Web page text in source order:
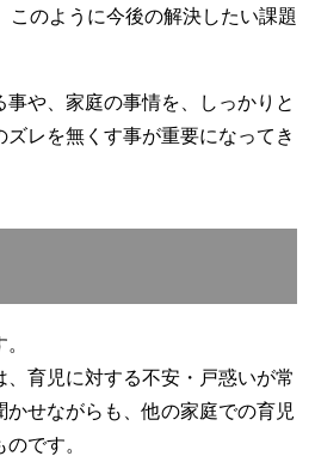
このように今後の解決したい課題
や、家庭の事情を、しっかりと
レを無くす事が重要になってき
育児に対する不安・戸惑いが常
せながらも、他の家庭での育児
です。